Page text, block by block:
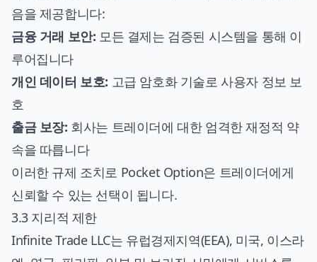
음을 제공합니다:
금융 거래 보안: 모든 결제는 검증된 시스템을 통해 이
루어집니다
개인 데이터 보호: 고급 암호화 기술로 사용자 정보 보
호
출금 보장: 회사는 트레이더에 대한 엄격한 재정적 약
속을 따릅니다
이러한 규제 조치로 Pocket Option은 트레이더에게
신뢰할 수 있는 선택이 됩니다.
3.3 지리적 제한
Infinite Trade LLC는 유럽경제지역(EEA), 미국, 이스라